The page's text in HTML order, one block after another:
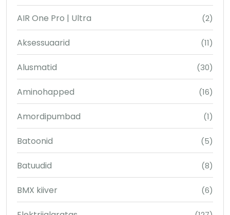
AIR One Pro | Ultra (2)
Aksessuaarid (11)
Alusmatid (30)
Aminohapped (16)
Amordipumbad (1)
Batoonid (5)
Batuudid (8)
BMX kiiver (6)